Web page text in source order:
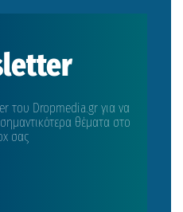
του Dropmedia.gr για να
θέματα στο
σας